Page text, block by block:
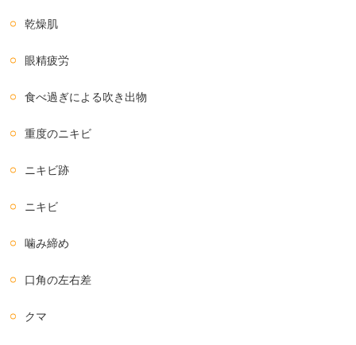
乾燥肌
眼精疲労
食べ過ぎによる吹き出物
重度のニキビ
ニキビ跡
ニキビ
噛み締め
口角の左右差
クマ